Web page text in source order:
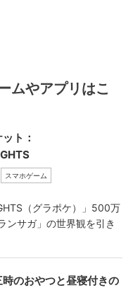
ムやアプリはこ
ト：
スマホゲーム
（グラポケ）」500万
ンサガ」の世界観を引き
時のおやつと昼寝付きの